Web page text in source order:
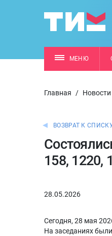
МЕНЮ
Главная / Новости
ВОЗВРАТ К
158, 1220,
28.05.2026
Сегодня, 28 мая
На заседаниях